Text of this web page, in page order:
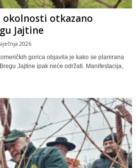
okolnosti otkazano
Jajtine
2026
gorica objavila je kako se planirana
Jajtine ipak neće održati. Manifestacija,